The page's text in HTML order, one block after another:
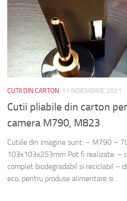
CUTII DIN CARTON 11 NOIEMBRIE 2021
Cutii pliabile din carton
camera M790, M823
Cutiile din imagine sunt: – M790 –
103x103x253mm Pot fi realizate: –
complet biodegradabil si reciclabil –
eco, pentru produse alimentare si...